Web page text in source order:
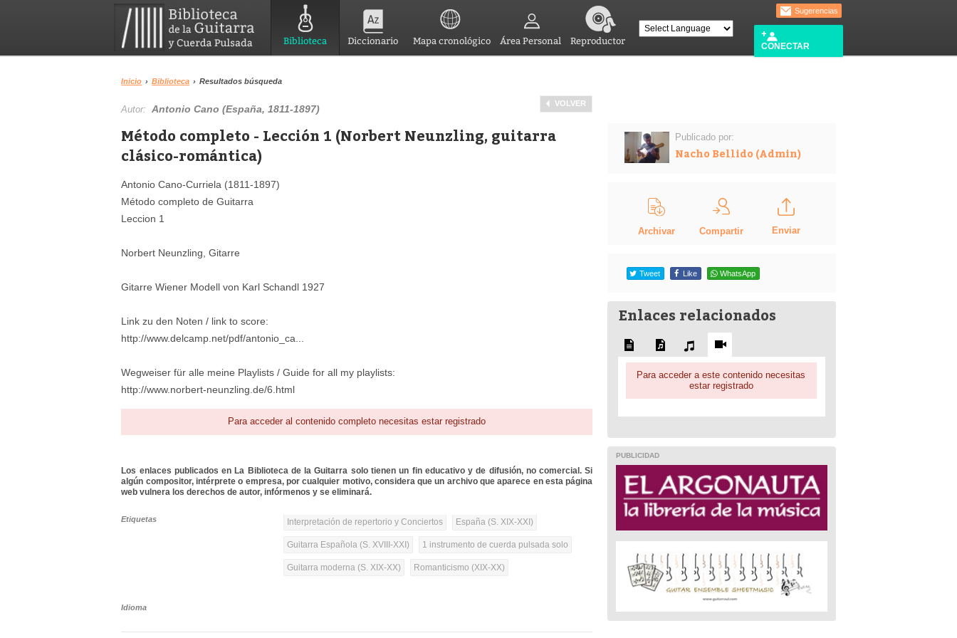
Biblioteca Diccionario Mapa cronológico Área Personal Reproductor
Sugerencias
CONECTAR
Inicio › Biblioteca › Resultados búsqueda
VOLVER
Autor:Antonio Cano (España, 1811-1897)
Método completo - Lección 1 (Norbert Neunzling, guitarra
clásico-romántica)
Antonio Cano-Curriela (1811-1897)
Método completo de Guitarra
Leccion 1
Norbert Neunzling, Gitarre
Gitarre Wiener Modell von Karl Schandl 1927
Link zu den Noten / link to score:
http://www.delcamp.net/pdf/antonio_ca...
Wegweiser für alle meine Playlists / Guide for all my playlists:
http://www.norbert-neunzling.de/6.html
Para acceder al contenido completo necesitas estar registrado
Los enlaces publicados en La Biblioteca de la Guitarra solo tienen un fin educativo y de difusión, no comercial. Si
algún compositor, intérprete o empresa, por cualquier motivo, considera que un archivo que aparece en esta página
web vulnera los derechos de autor, infórmenos y se eliminará.
Etiquetas Interpretación de repertorio y Conciertos España (S. XIX-XXI)
Guitarra Española (S. XVIII-XXI) 1 instrumento de cuerda pulsada solo
Guitarra moderna (S. XIX-XX) Romanticismo (XIX-XX)
Idioma
Publicado por:
Nacho Bellido (Admin)
Archivar Compartir Enviar
Tweet Like WhatsApp
Enlaces relacionados
Para acceder a este contenido necesitas
estar registrado
PUBLICIDAD